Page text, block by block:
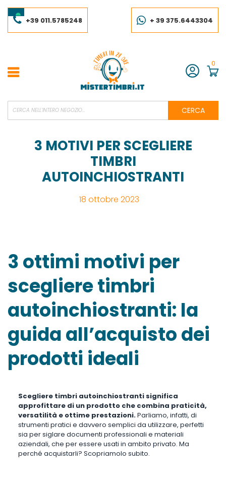
al
contenuto+39 011.5785248 + 39 375.6443304
Account
0
CERCA
3 MOTIVI PER SCEGLIERE
TIMBRI
AUTOINCHIOSTRANTI
18 ottobre 2023
3 ottimi motivi per
scegliere timbri
autoinchiostranti: la
guida all’acquisto dei
prodotti ideali
Scegliere timbri autoinchiostranti significa
approfittare di un prodotto che combina praticità,
versatilità e ottime prestazioni.Parliamo, infatti, di
strumenti pratici e davvero semplici da utilizzare, perfetti
sia per siglare documenti professionali e materiali
aziendali, che per essere usati in ambito privato. Ma
perché acquistarli? Scopriamolo subito.